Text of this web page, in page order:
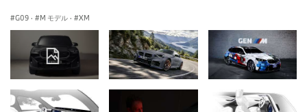
G09 · M モデル · XM